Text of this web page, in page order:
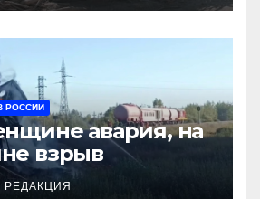
РОССИИ
авария, на
взрыв
РЕДАКЦИЯ